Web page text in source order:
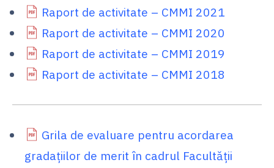
Raport de activitate – CMMI 2021
Raport de activitate – CMMI 2020
Raport de activitate – CMMI 2019
Raport de activitate – CMMI 2018
Grila de evaluare pentru acordarea
gradaţiilor de merit în cadrul Facultăţii